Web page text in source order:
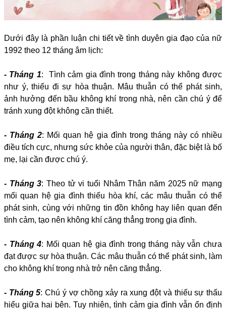
Dưới đây là phần luận chi tiết về tình duyên gia đạo của nữ
1992 theo 12 tháng âm lịch:
- Tháng 1: Tình cảm gia đình trong tháng này không được
như ý, thiếu đi sự hòa thuận. Mâu thuẫn có thể phát sinh,
ảnh hưởng đến bầu không khí trong nhà, nên cần chú ý để
tránh xung đột không cần thiết.
- Tháng 2: Mối quan hệ gia đình trong tháng này có nhiều
điều tích cực, nhưng sức khỏe của người thân, đặc biệt là bố
mẹ, lại cần được chú ý.
- Tháng 3: Theo tử vi tuổi Nhâm Thân năm 2025 nữ mạng
mối quan hệ gia đình thiếu hòa khí, các mâu thuẫn có thể
phát sinh, cùng với những tin đồn không hay liên quan đến
tình cảm, tạo nên không khí căng thẳng trong gia đình.
- Tháng 4: Mối quan hệ gia đình trong tháng này vẫn chưa
đạt được sự hòa thuận. Các mâu thuẫn có thể phát sinh, làm
cho không khí trong nhà trở nên căng thẳng.
- Tháng 5: Chú ý vợ chồng xảy ra xung đột và thiếu sự thấu
hiểu giữa hai bên. Tuy nhiên, tình cảm gia đình vẫn ổn định